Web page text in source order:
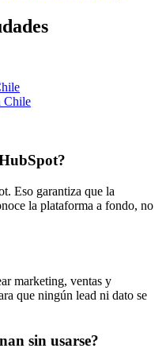
Chile
Eso garantiza que la
la plataforma a fondo, no
marketing, ventas y
que ningún lead ni dato se
sin usarse?